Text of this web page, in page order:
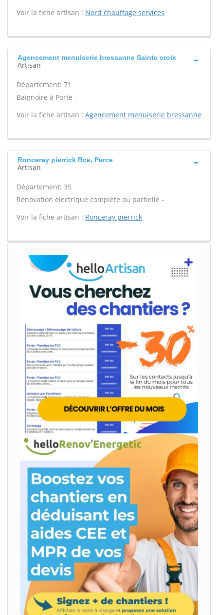
Voir la fiche artisan : Nord chauffage services
Agencement menuiserie bressanne Sainte croix
Artisan
Département: 71
Baignoire à Porte -
Voir la fiche artisan : Agencement menuiserie bressanne
Ronceray pierrick Rce, Parce
Artisan
Département: 35
Rénovation électrique complète ou partielle -
Voir la fiche artisan : Ronceray pierrick